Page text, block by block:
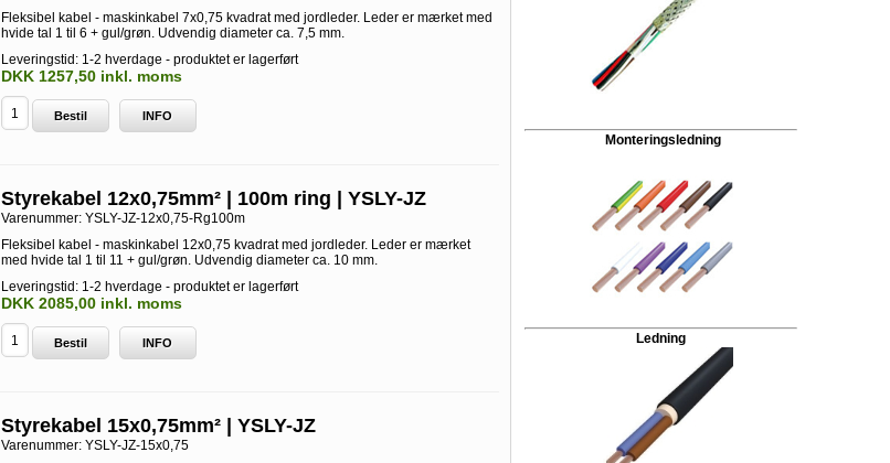
Fleksibel kabel - maskinkabel 7x0,75 kvadrat med jordleder. Leder er mærket med
hvide tal 1 til 6 + gul/grøn. Udvendig diameter ca. 7,5 mm.
Leveringstid: 1-2 hverdage - produktet er lagerført
DKK 1257,50 inkl. moms
Bestil INFO
Styrekabel 12x0,75mm² | 100m ring | YSLY-JZ
Varenummer: YSLY-JZ-12x0,75-Rg100m
Fleksibel kabel - maskinkabel 12x0,75 kvadrat med jordleder. Leder er mærket
med hvide tal 1 til 11 + gul/grøn. Udvendig diameter ca. 10 mm.
Leveringstid: 1-2 hverdage - produktet er lagerført
DKK 2085,00 inkl. moms
Bestil INFO
Styrekabel 15x0,75mm² | YSLY-JZ
Varenummer: YSLY-JZ-15x0,75
Monteringsledning
Ledning